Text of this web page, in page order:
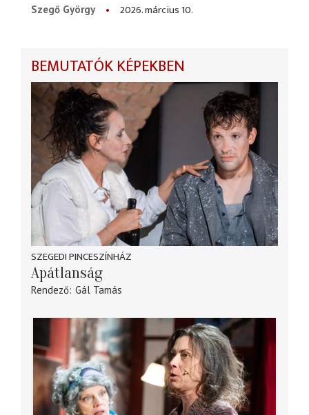
Szegő György
2026. március 10.
BEMUTATÓK KÉPEKBEN
SZEGEDI PINCESZÍNHÁZ
Apátlanság
Rendező Gál Tamás